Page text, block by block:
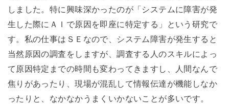
しました。特に興味深かったのが「システムに障害が発
生した際にＡＩで原因を即座に特定する」という研究で
す。私の仕事はＳＥなので、システム障害が発生すると
当然原因の調査をしますが、調査する人のスキルによっ
て原因特定までの時間も変わってきますし、人間なんで
焦りがあったり、現場が混乱して情報伝達が機能しなか
ったりと、なかなかうまくいかないことが多いです。